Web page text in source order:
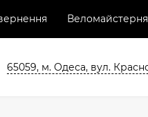
Веломайстерня
65059, м. Одеса, вул.